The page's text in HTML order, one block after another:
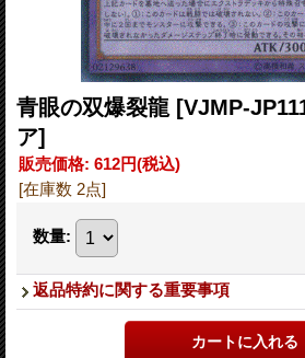
青眼の双爆裂龍 [VJMP-
ア]
販売価格: 612円(税込)
[在庫数 2点]
数量:
返品特約に関する重要事項